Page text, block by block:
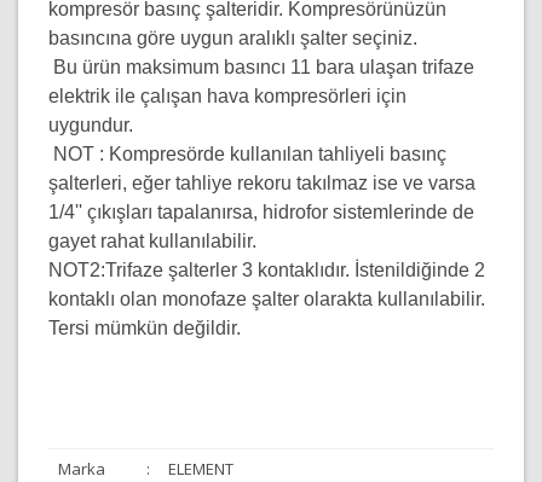
kompresör basınç şalteridir. Kompresörünüzün
basıncına göre uygun aralıklı şalter seçiniz.
Bu ürün maksimum basıncı 11 bara ulaşan trifaze
elektrik ile çalışan hava kompresörleri için
uygundur.
NOT : Kompresörde kullanılan tahliyeli basınç
şalterleri, eğer tahliye rekoru takılmaz ise ve varsa
1/4'' çıkışları tapalanırsa, hidrofor sistemlerinde de
gayet rahat kullanılabilir.
NOT2:Trifaze şalterler 3 kontaklıdır. İstenildiğinde 2
kontaklı olan monofaze şalter olarakta kullanılabilir.
Tersi mümkün değildir.
Marka : ELEMENT